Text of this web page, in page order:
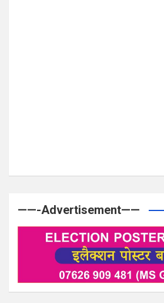
——-Advertisement——